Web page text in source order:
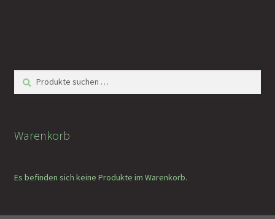
Suchen
nach:
Suchen
Warenkorb
Es befinden sich keine Produkte im Warenkorb.